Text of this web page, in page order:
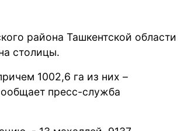
района Ташкентской области
столицы.
1002,6 га из них –
пресс-служба